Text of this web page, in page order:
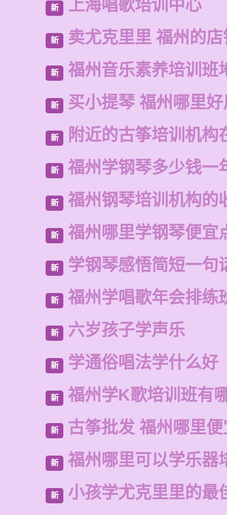
新 上海唱歌培训中心
新 卖尤克里里 福州的店
新 福州音乐素养培训班
新 买小提琴 福州哪里
新 附近的古筝培训机构
新 福州学钢琴多少钱一
新 福州钢琴培训机构的
新 福州哪里学钢琴便宜
新 学钢琴感悟简短一句
新 福州学唱歌年会排练
新 六岁孩子学声乐
新 学通俗唱法学什么好
新 福州学K歌培训班有
新 古筝批发 福州哪里
新 福州哪里可以学乐器
新 小孩学尤克里里的最